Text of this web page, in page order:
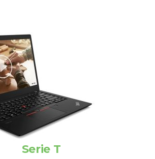
Serie T